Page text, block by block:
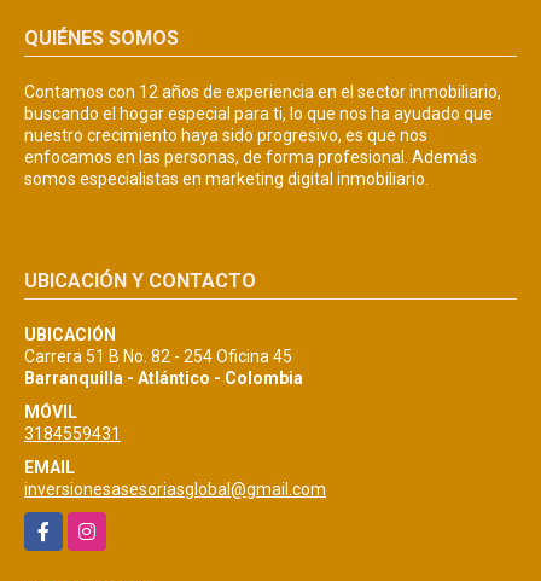
QUIÉNES SOMOS
Contamos con 12 años de experiencia en el sector inmobiliario,
buscando el hogar especial para ti, lo que nos ha ayudado que
nuestro crecimiento haya sido progresivo, es que nos
enfocamos en las personas, de forma profesional. Además
somos especialistas en marketing digital inmobiliario.
UBICACIÓN Y CONTACTO
UBICACIÓN
Carrera 51 B No. 82 - 254 Oficina 45
Barranquilla - Atlántico - Colombia
MÓVIL
3184559431
EMAIL
inversionesasesoriasglobal@gmail.com
FacebookInstagram